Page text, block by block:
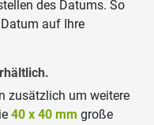
des Datums. So
auf Ihre
zusätzlich um weitere
40 x 40 mm große